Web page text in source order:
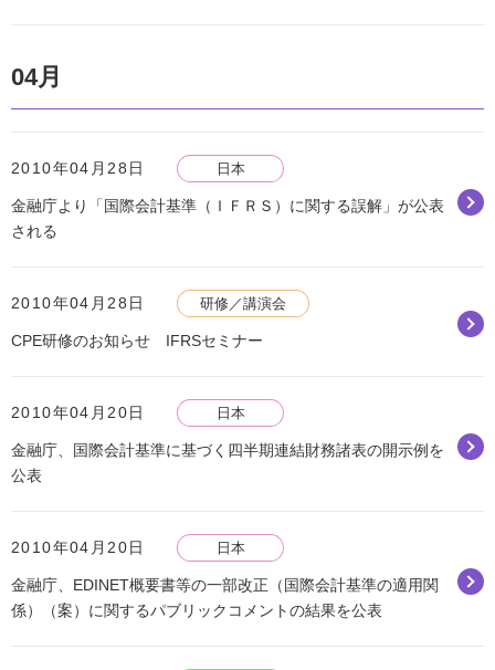
04月
2010年04月28日 日本
金融庁より「国際会計基準（ＩＦＲＳ）に関する誤解」が公表
される
2010年04月28日 研修／講演会
CPE研修のお知らせ IFRSセミナー
2010年04月20日 日本
金融庁、国際会計基準に基づく四半期連結財務諸表の開示例を
公表
2010年04月20日 日本
金融庁、EDINET概要書等の一部改正（国際会計基準の適用関
係）（案）に関するパブリックコメントの結果を公表